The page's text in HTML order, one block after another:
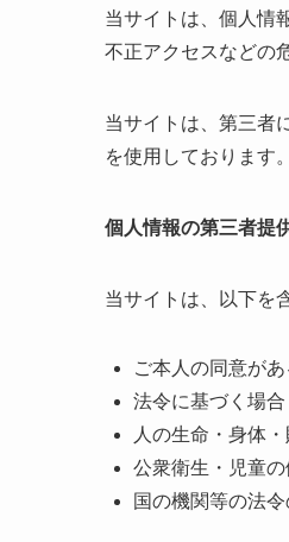
当サイトは、個人情
不正アクセスなどの
当サイトは、第三者
を使用しております。
個人情報の第三者提
当サイトは、以下を
ご本人の同意が
法令に基づく場合
人の生命・身体
公衆衛生・児童
国の機関等の法